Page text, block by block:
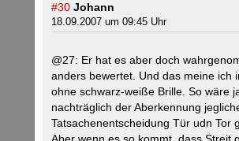
#30 Johann
18.09.2007 um 09:45 Uhr
@27: Er hat es aber doch
anders bewertet. Und das meine ich
ohne schwarz-weiße Brille. So wäre
nachträglich der Aberkennung
Tatsachenentscheidung Tür udn Tor